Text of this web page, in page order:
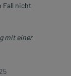
Fall nicht
mit einer